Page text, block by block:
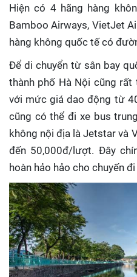
Hiện có 4 hãng hàng
Bamboo Airways, VietJet
hàng không quốc tế có
Để di chuyển từ sân bay
thành phố Hà Nội cũng
với mức giá dao động từ
cũng có thể đi xe bus
không nội địa là Jetstar và
đến 50,000đ/lượt. Đây
hoàn hảo hảo cho chuyến